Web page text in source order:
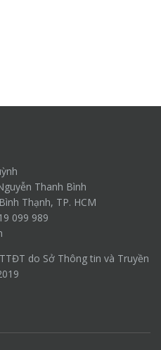
Thanh Bình
Thạnh, TP. HCM
099 989
do Sở Thông tin và Truyền